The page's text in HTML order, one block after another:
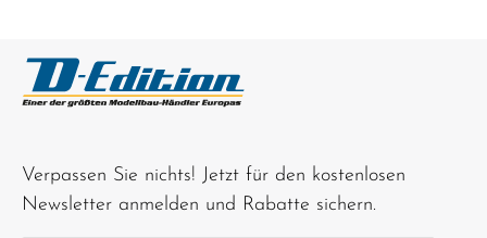
Verpassen Sie nichts! Jetzt für den kostenlosen
Newsletter anmelden und Rabatte sichern.